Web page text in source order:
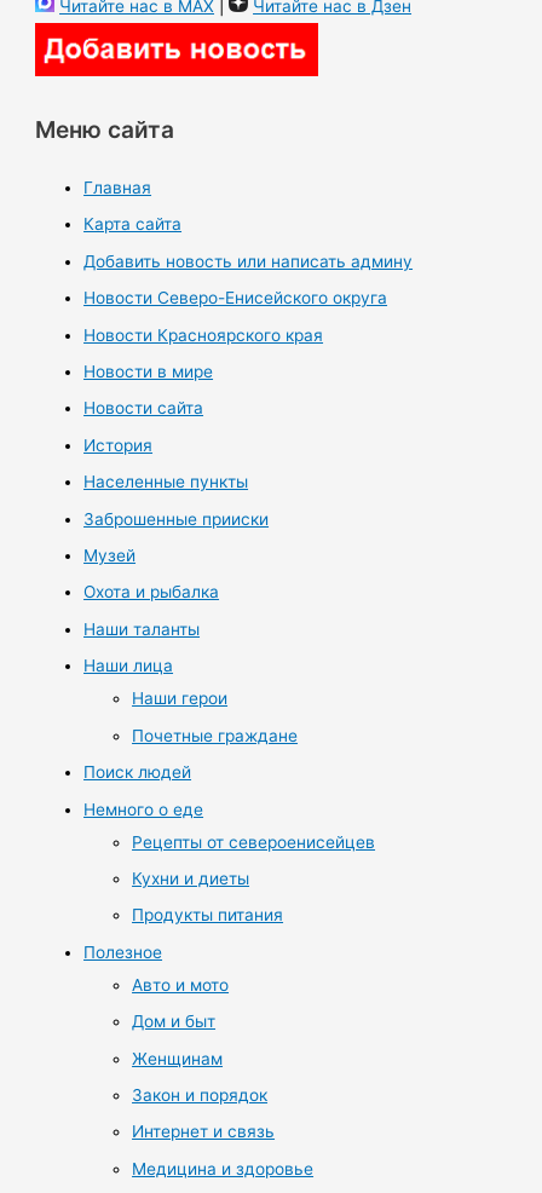
Читайте нас в MAX | Читайте нас в Дзен
Меню сайта
Главная
Карта сайта
Добавить новость или написать админу
Новости Северо-Енисейского округа
Новости Красноярского края
Новости в мире
Новости сайта
История
Населенные пункты
Заброшенные прииски
Музей
Охота и рыбалка
Наши таланты
Наши лица
Наши герои
Почетные граждане
Поиск людей
Немного о еде
Рецепты от североенисейцев
Кухни и диеты
Продукты питания
Полезное
Авто и мото
Дом и быт
Женщинам
Закон и порядок
Интернет и связь
Медицина и здоровье